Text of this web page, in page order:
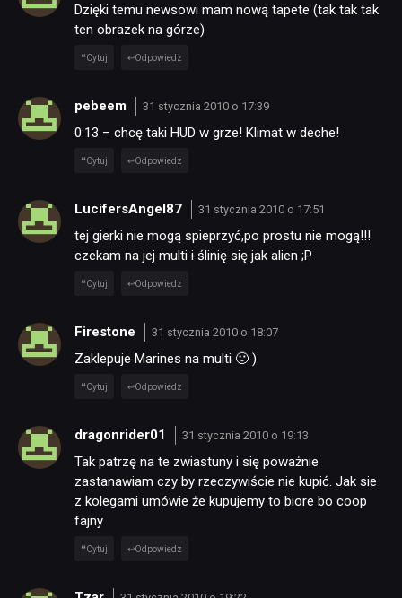
Dzięki temu newsowi mam nową tapete (tak tak tak
ten obrazek na górze)
Cytuj Odpowiedz
pebeem 31 stycznia 2010 o 17:39
0:13 – chcę taki HUD w grze! Klimat w deche!
Cytuj Odpowiedz
LucifersAngel87 31 stycznia 2010 o 17:51
tej gierki nie mogą spieprzyć,po prostu nie mogą!!!
czekam na jej multi i ślinię się jak alien ;P
Cytuj Odpowiedz
Firestone 31 stycznia 2010 o 18:07
Zaklepuje Marines na multi 🙂 )
Cytuj Odpowiedz
dragonrider01 31 stycznia 2010 o 19:13
Tak patrzę na te zwiastuny i się poważnie
zastanawiam czy by rzeczywiście nie kupić. Jak sie
z kolegami umówie że kupujemy to biore bo coop
fajny
Cytuj Odpowiedz